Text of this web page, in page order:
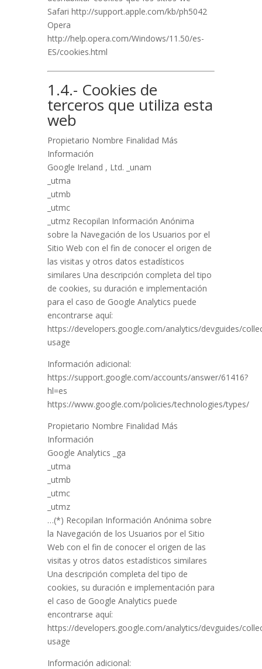
Safari http://support.apple.com/kb/ph5042
Opera
http://help.opera.com/Windows/11.50/es-
ES/cookies.html
1.4.- Cookies de
terceros que utiliza esta
web
Propietario Nombre Finalidad Más
Información
Google Ireland , Ltd. _unam
_utma
_utmb
_utmc
_utmz Recopilan Información Anónima
sobre la Navegación de los Usuarios por el
Sitio Web con el fin de conocer el origen de
las visitas y otros datos estadísticos
similares Una descripción completa del tipo
de cookies, su duración e implementación
para el caso de Google Analytics puede
encontrarse aquí:
https://developers.google.com/analytics/devguides/
usage
Información adicional:
https://support.google.com/accounts/answer/61416?
hl=es
https://www.google.com/policies/technologies/types/
Propietario Nombre Finalidad Más
Información
Google Analytics _ga
_utma
_utmb
_utmc
_utmz
…(*) Recopilan Información Anónima sobre
la Navegación de los Usuarios por el Sitio
Web con el fin de conocer el origen de las
visitas y otros datos estadísticos similares
Una descripción completa del tipo de
cookies, su duración e implementación para
el caso de Google Analytics puede
encontrarse aquí:
https://developers.google.com/analytics/devguides/
usage
Información adicional: